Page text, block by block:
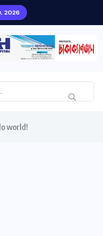
2026
world!